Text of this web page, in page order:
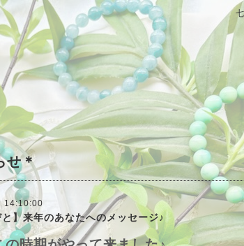
せ＊
14:10:00
】来年のあなたへのメッセージ♪